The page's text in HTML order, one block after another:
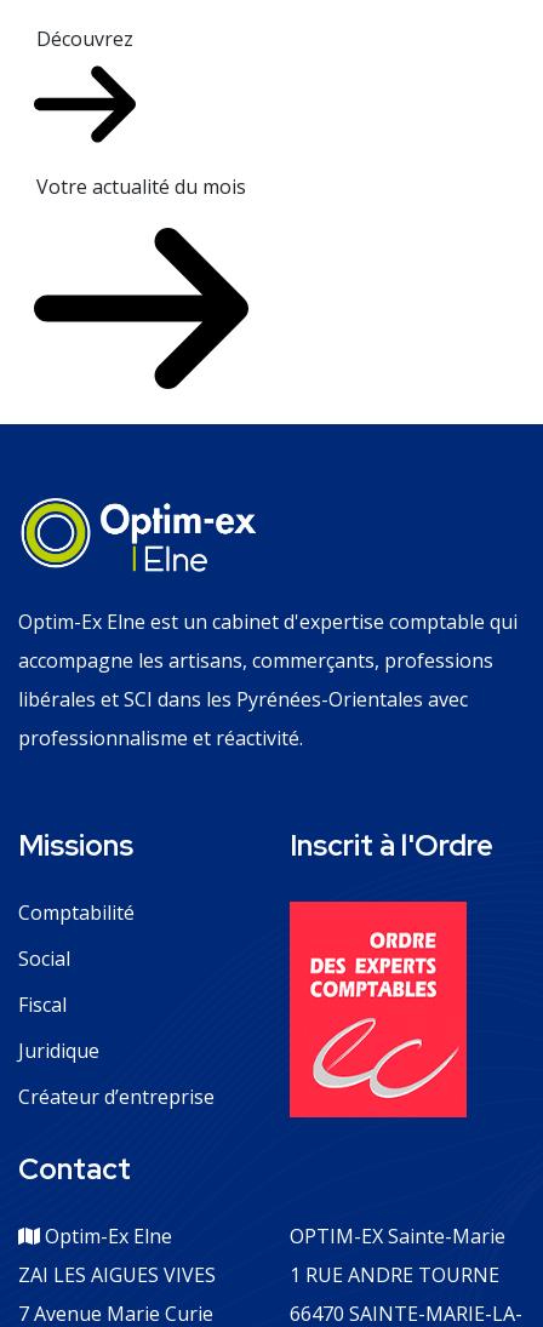
Découvrez
Votre actualité du mois
Optim-Ex Elne est un cabinet d'expertise comptable qui
accompagne les artisans, commerçants, professions
libérales et SCI dans les Pyrénées-Orientales avec
professionnalisme et réactivité.
Missions
Comptabilité
Social
Fiscal
Juridique
Créateur d’entreprise
Inscrit à l'Ordre
Contact
Optim-Ex Elne
ZAI LES AIGUES VIVES
7 Avenue Marie Curie
OPTIM-EX Sainte-Marie
1 RUE ANDRE TOURNE
66470 SAINTE-MARIE-LA-